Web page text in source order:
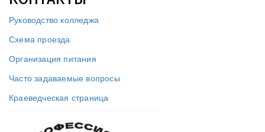
Руководство колледжа
Схема проезда
Организация питания
Часто задаваемые вопросы
Краеведческая страница